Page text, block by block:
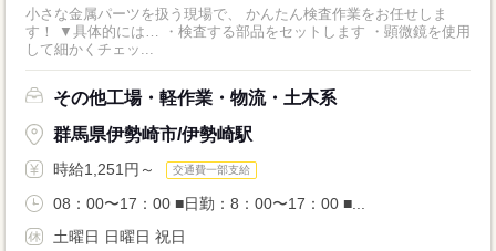
小さな金属パーツを扱う現場で、 かんたん検査作業をお任せしま
す！ ▼具体的には… ・検査する部品をセットします ・顕微鏡を使用
して細かくチェッ...
その他工場・軽作業・物流・土木系
群馬県伊勢崎市/伊勢崎駅
時給1,251円～ 交通費一部支給
08：00〜17：00 ■日勤：8：00〜17：00 ■...
土曜日 日曜日 祝日